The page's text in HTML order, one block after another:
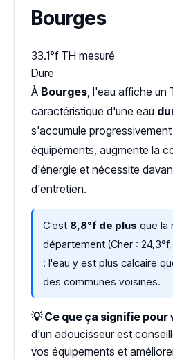
Bourges
33.1°f TH mesuré
Dure
À Bourges, l'eau affiche un
caractéristique d'une eau
s'accumule
équipements, augmente la
d'énergie et nécessite
d'entretien.
C'est 8,8°f de plus que la
département (Cher :
: l'eau y est plus calcaire
des communes voisines.
💡 Ce que ça signifie pour
d'un adoucisseur est
vos équipements et